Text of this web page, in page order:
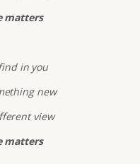
matters
in you
new
view
matters